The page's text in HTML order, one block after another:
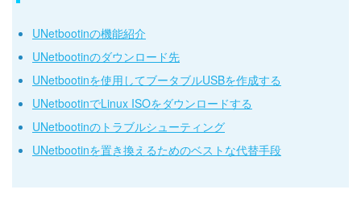
UNetbootinの機能紹介
UNetbootinのダウンロード先
UNetbootinを使用してブータブルUSBを作成する
UNetbootinでLinux ISOをダウンロードする
UNetbootinのトラブルシューティング
UNetbootinを置き換えるためのベストな代替手段